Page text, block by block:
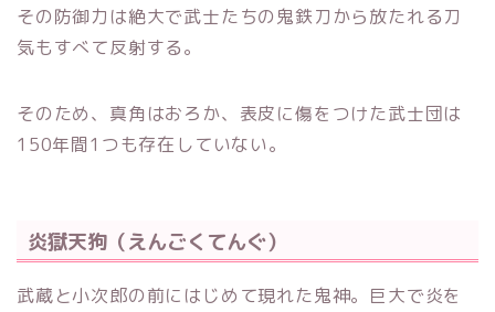
その防御力は絶大で武士たちの鬼鉄刀から放たれる刀
気もすべて反射する。
そのため、真角はおろか、表皮に傷をつけた武士団は
150年間1つも存在していない。
炎獄天狗（えんごくてんぐ）
武蔵と小次郎の前にはじめて現れた鬼神。巨大で炎を